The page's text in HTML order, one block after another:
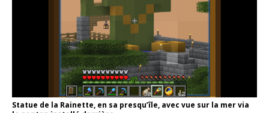
Statue de la Rainette, en sa presqu’île, avec vue sur la mer via